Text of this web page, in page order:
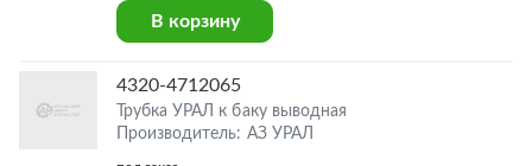
В корзину
4320-4712065
Трубка УРАЛ к баку выводная
Производитель: АЗ УРАЛ